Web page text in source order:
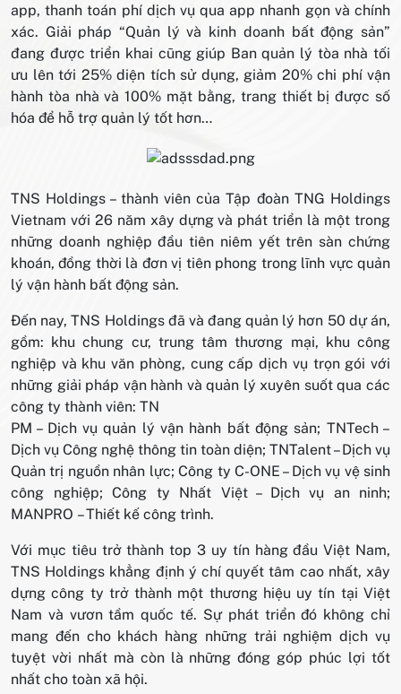
app, thanh toán phí dịch vụ qua app nhanh gọn và chính
xác. Giải pháp “Quản lý và kinh doanh bất động sản”
đang được triển khai cũng giúp Ban quản lý tòa nhà tối
ưu lên tới 25% diện tích sử dụng, giảm 20% chi phí vận
hành tòa nhà và 100% mặt bằng, trang thiết bị được số
hóa để hỗ trợ quản lý tốt hơn…
TNS Holdings – thành viên của Tập đoàn TNG Holdings
Vietnam với 26 năm xây dựng và phát triển là một trong
những doanh nghiệp đầu tiên niêm yết trên sàn chứng
khoán, đồng thời là đơn vị tiên phong trong lĩnh vực quản
lý vận hành bất động sản.
Đến nay, TNS Holdings đã và đang quản lý hơn 50 dự án,
gồm: khu chung cư, trung tâm thương mại, khu công
nghiệp và khu văn phòng, cung cấp dịch vụ trọn gói với
những giải pháp vận hành và quản lý xuyên suốt qua các
công ty thành viên: TN
PM – Dịch vụ quản lý vận hành bất động sản; TNTech –
Dịch vụ Công nghệ thông tin toàn diện; TNTalent – Dịch vụ
Quản trị nguồn nhân lực; Công ty C-ONE – Dịch vụ vệ sinh
công nghiệp; Công ty Nhất Việt – Dịch vụ an ninh;
MANPRO – Thiết kế công trình.
Với mục tiêu trở thành top 3 uy tín hàng đầu Việt Nam,
TNS Holdings khẳng định ý chí quyết tâm cao nhất, xây
dựng công ty trở thành một thương hiệu uy tín tại Việt
Nam và vươn tầm quốc tế. Sự phát triển đó không chỉ
mang đến cho khách hàng những trải nghiệm dịch vụ
tuyệt vời nhất mà còn là những đóng góp phúc lợi tốt
nhất cho toàn xã hội.